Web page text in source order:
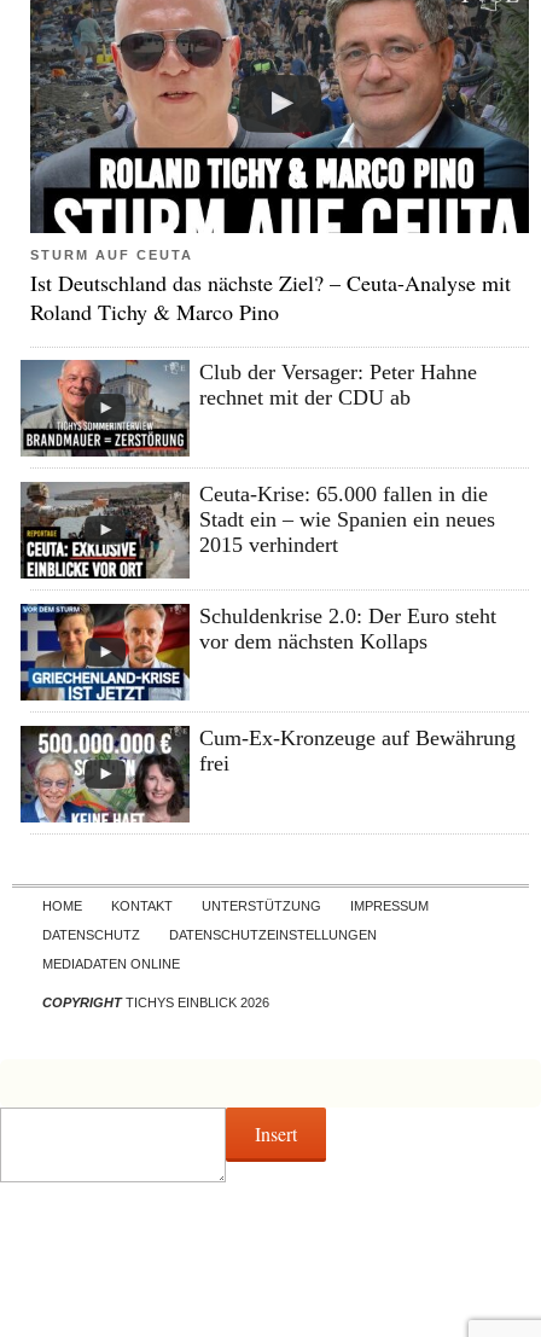
STURM AUF CEUTA
Ist Deutschland das nächste Ziel? – Ceuta-Analyse mit
Roland Tichy & Marco Pino
Club der Versager: Peter Hahne
rechnet mit der CDU ab
Ceuta-Krise: 65.000 fallen in die
Stadt ein – wie Spanien ein neues
2015 verhindert
Schuldenkrise 2.0: Der Euro steht
vor dem nächsten Kollaps
Cum-Ex-Kronzeuge auf Bewährung
frei
Skip to content
HOME KONTAKT UNTERSTÜTZUNG
IMPRESSUM
DATENSCHUTZ
DATENSCHUTZEINSTELLUNGEN
MEDIADATEN ONLINE
COPYRIGHTTICHYS EINBLICK 2026
Insert